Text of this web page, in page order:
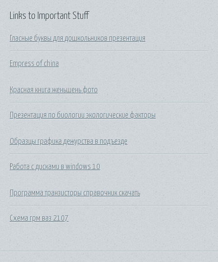
Links to Important Stuff
Гласные буквы для дошкольников презентация
Empress of china
Красная книга женьшень фото
Презентация по биологии экологические факторы
Образцы графика дежурства в подъезде
Работа с дисками в windows 10
Программа транзисторы справочник скачать
Схема грм ваз 2107